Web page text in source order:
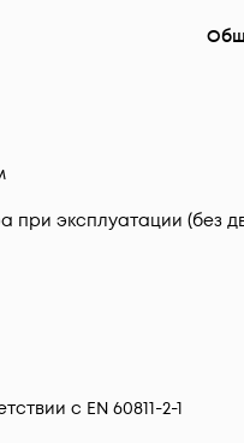
при эксплуатации (без
с EN 60811-2-1